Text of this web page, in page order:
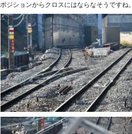
ポジションからクロスにはならなそうですね。